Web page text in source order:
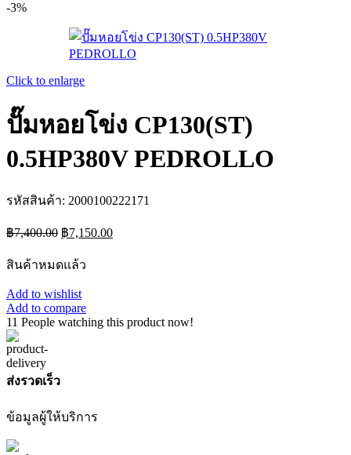
-3%
Click to enlarge
ปั๊มหอยโข่ง CP130(ST)
0.5HP380V PEDROLLO
รหัสสินค้า: 2000100222171
฿7,400.00 Original
price
was:
฿7,150.00Current
price
สินค้าหมดแล้ว
Add to wishlist
Add to compare
11 People watching this product now!
ส่งรวดเร็ว
ข้อมูลผู้ให้บริการ